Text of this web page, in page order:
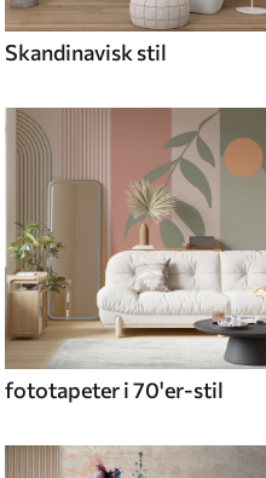
Skandinavisk stil
fototapeter i 70'er-stil